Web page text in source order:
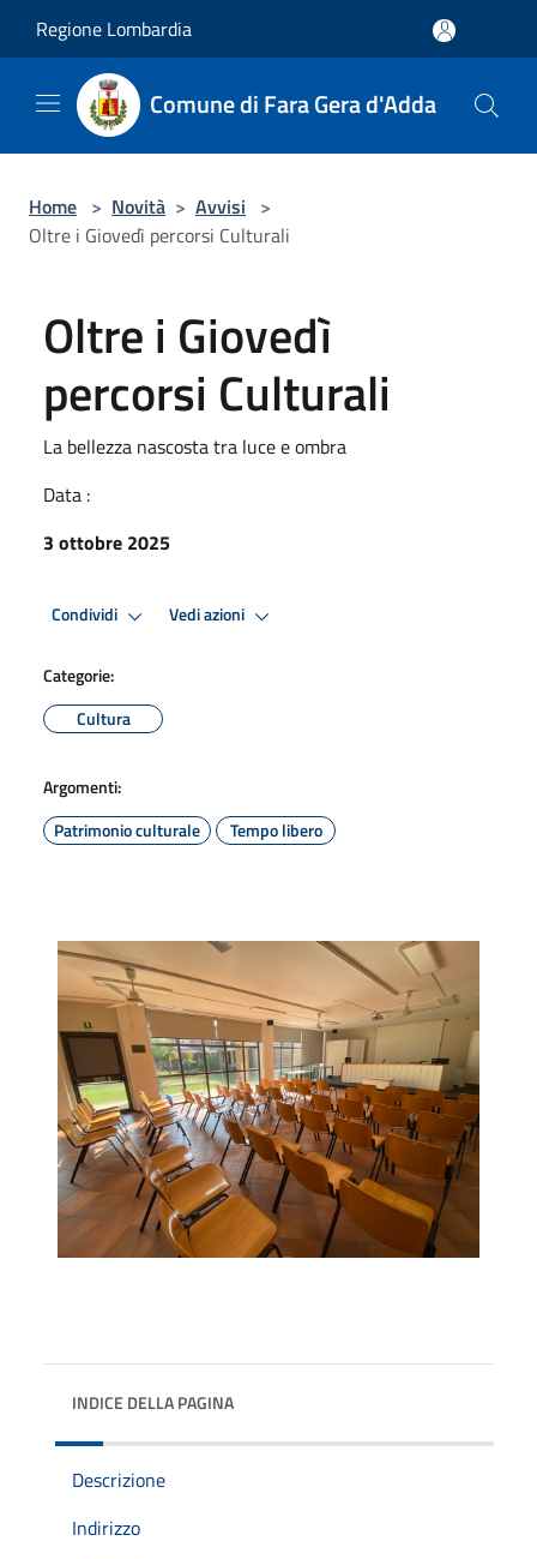
Regione Lombardia
Comune di Fara Gera d'Adda
Home > Novità > Avvisi >
Oltre i Giovedì percorsi Culturali
Oltre i Giovedì
percorsi Culturali
La bellezza nascosta tra luce e ombra
Data :
3 ottobre 2025
Condividi Vedi azioni
Categorie:
Cultura
Argomenti:
Patrimonio culturale
Tempo libero
INDICE DELLA PAGINA
Descrizione
Indirizzo